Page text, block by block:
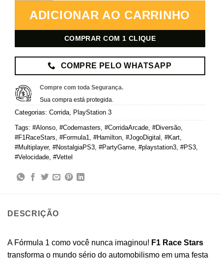
ADICIONAR AO CARRINHO
COMPRAR COM 1 CLIQUE
COMPRE PELO WHATSAPP
Compre com toda Segurança.
Sua compra está protegida.
Categorias: Corrida PlayStation 3
Tags: #Alonso #Codemasters #CorridaArcade #Diversão
#F1RaceStars #Formula1 #Hamilton #JogoDigital #Kart
#Multiplayer, #NostalgiaPS3 #PartyGame #playstation3 #PS3
#Velocidade #Vettel
DESCRIÇÃO
A Fórmula 1 como você nunca imaginou! F1 Race Stars
transforma o mundo sério do automobilismo em uma festa